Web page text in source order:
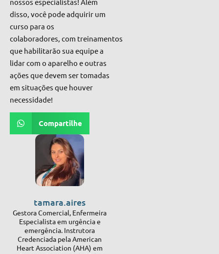
disso, você pode adquirir um
curso para os
colaboradores, com treinamentos
que habilitarão sua equipe a
lidar com o aparelho e outras
ações que devem ser tomadas
em situações que houver
necessidade!
Compartilhe
tamara.aires
Gestora Comercial, Enfermeira
Especialista em urgência e
emergência. Instrutora
Credenciada pela American
Heart Association (AHA) em